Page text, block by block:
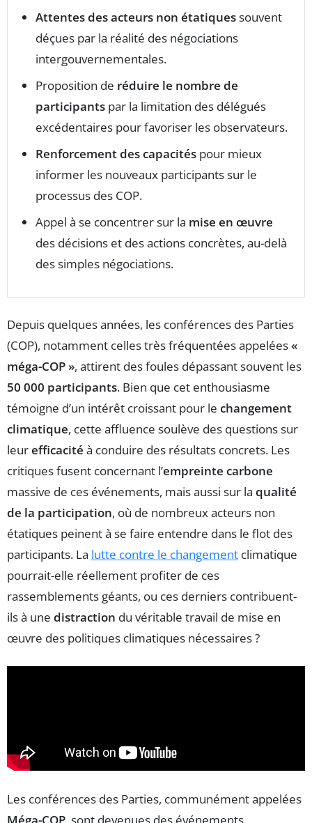
Attentes des acteurs non étatiquessouvent
déçues par la réalité des négociations
intergouvernementales.
Proposition de réduire le nombre de
participants par la limitation des délégués
excédentaires pour favoriser les observateurs.
Renforcement des capacités pour mieux
informer les nouveaux participants sur le
processus des COP.
Appel à se concentrer sur la mise en œuvre
des décisions et des actions concrètes, au-delà
des simples négociations.
Depuis quelques années, les conférences des Parties
(COP), notamment celles très fréquentées appelées«
méga-COP », attirent des foules dépassant souvent les
50 000 participants. Bien que cet enthousiasme
témoigne d’un intérêt croissant pour le changement
climatique, cette affluence soulève des questions sur
leurefficacité à conduire des résultats concrets. Les
critiques fusent concernant l’empreinte carbone
massive de ces événements, mais aussi sur la qualité
de la participation, où de nombreux acteurs non
étatiques peinent à se faire entendre dans le flot des
participants. La lutte contre le changement climatique
pourrait-elle réellement profiter de ces
rassemblements géants, ou ces derniers contribuent-
ils à une distraction du véritable travail de mise en
œuvre des politiques climatiques nécessaires ?
Les conférences des Parties, communément appelées
Méga-COP, sont devenues des événements